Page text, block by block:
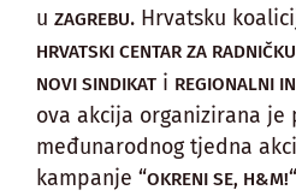
u ZAGREBU. Hrvatsku
HRVATSKI CENTAR ZA
NOVI SINDIKAT i REGIONALNI
ova akcija organizirana je
međunarodnog tjedna
kampanje “OKRENI SE, H&M!